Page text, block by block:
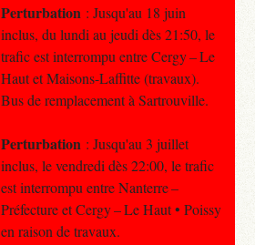
Perturbation : Jusqu'au 18 juin
inclus, du lundi au jeudi dès 21:50, le
trafic est interrompu entre Cergy – Le
Haut et Maisons-Laffitte (travaux).
Bus de remplacement à Sartrouville.
Perturbation : Jusqu'au 3 juillet
inclus, le vendredi dès 22:00, le trafic
est interrompu entre Nanterre –
Préfecture et Cergy – Le Haut • Poissy
en raison de travaux.